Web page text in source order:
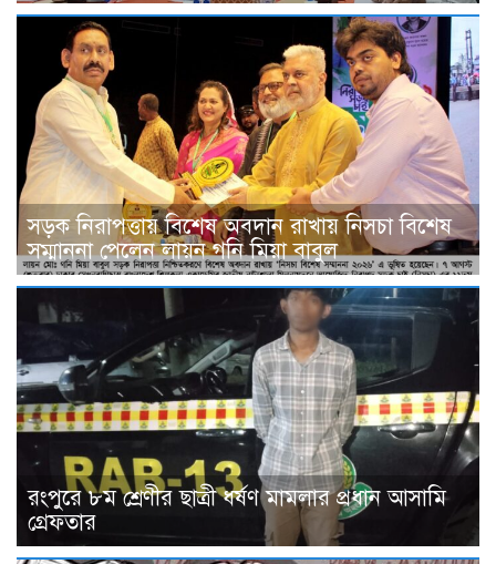
সড়ক নিরাপত্তায় বিশেষ অবদান রাখায় নিসচা বিশেষ
সম্মাননা পেলেন লায়ন গনি মিয়া বাবুল
রংপুরে ৮ম শ্রেণীর ছাত্রী ধর্ষণ মামলার প্রধান আসামি
গ্রেফতার